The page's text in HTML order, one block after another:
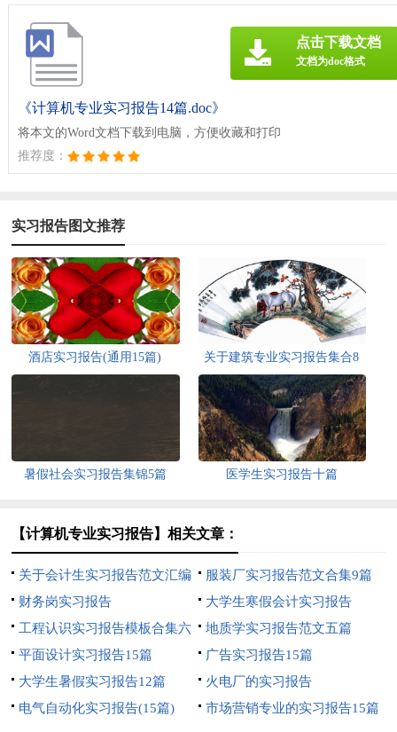
《计算机专业实习报告14篇.doc》
将本文的Word文档下载到电脑，方便收藏和打印
推荐度：
点击下载文档
文档为doc格式
实习报告图文推荐
酒店实习报告(通用15篇)
关于建筑专业实习报告集合8
篇
暑假社会实习报告集锦5篇 医学生实习报告十篇
【计算机专业实习报告】相关文章：
关于会计生实习报告范文汇编
6篇
服装厂实习报告范文合集9篇
财务岗实习报告
大学生寒假会计实习报告
工程认识实习报告模板合集六
篇
地质学实习报告范文五篇
平面设计实习报告15篇
广告实习报告15篇
大学生暑假实习报告12篇
火电厂的实习报告
电气自动化实习报告(15篇)
市场营销专业的实习报告15篇